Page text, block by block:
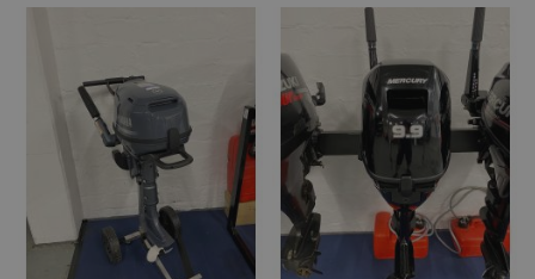
WUNSCHLISTE
HINZUFÜGEN
VERGLEICHSLISTE
HINZUFÜGEN